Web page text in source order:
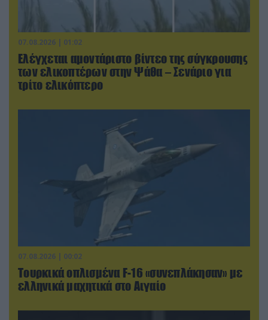
07.08.2026 | 01:02
Ελέγχεται αμοντάριστο βίντεο της σύγκρουσης
των ελικοπτέρων στην Ψάθα – Σενάριο για
τρίτο ελικόπτερο
07.08.2026 | 00:02
Τουρκικά οπλισμένα F-16 «συνεπλάκησαν» με
ελληνικά μαχητικά στο Αιγαίο